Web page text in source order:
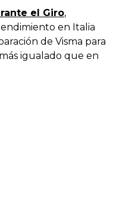
el Giro,
en Italia
de Visma para
igualado que en